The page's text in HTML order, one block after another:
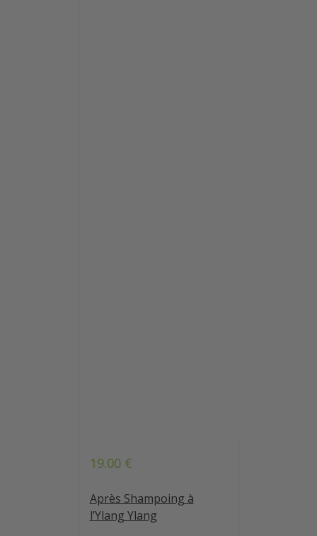
19.00 €
Après Shampoing à
l’Ylang Ylang